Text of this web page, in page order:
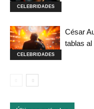
CELEBRIDADES
CELEBRIDADES
César
tablas al